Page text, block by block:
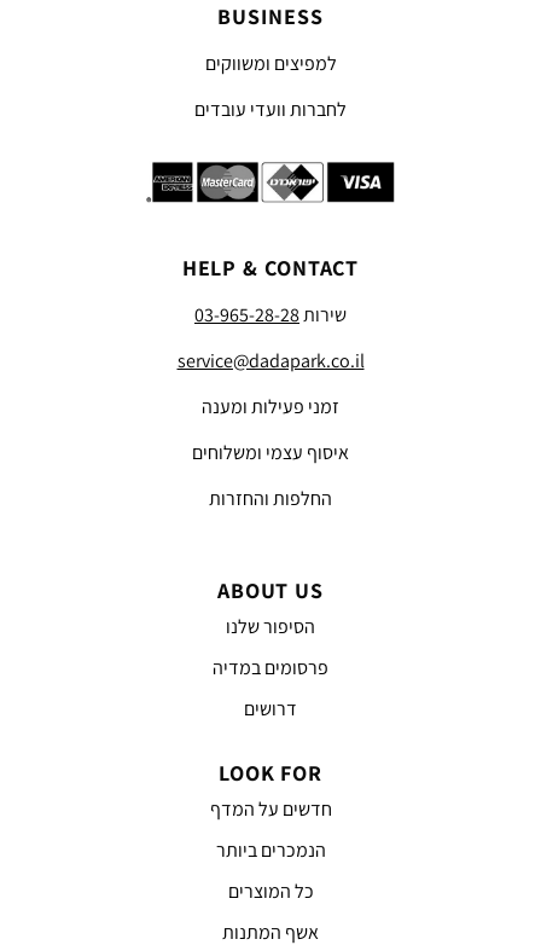
BUSINESS
למפיצים ומשווקים
לחברות וועדי עובדים
HELP & CONTACT
שירות03-965-28-28
service@dadapark.co.il
זמני פעילות ומענה
איסוף עצמי ומשלוחים
החלפות והחזרות
ABOUT US
הסיפור שלנו
פרסומים במדיה
דרושים
LOOK FOR
חדשים על המדף
הנמכרים ביותר
כל המוצרים
אשף המתנות